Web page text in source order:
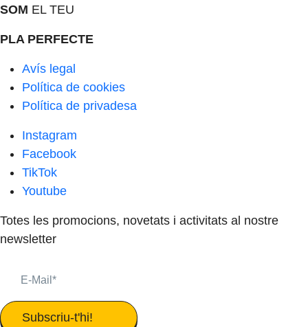
SOM EL TEU
PLA PERFECTE
Avís legal
Política de cookies
Política de privadesa
Instagram
Facebook
TikTok
Youtube
Totes les promocions, novetats i activitats al nostre
newsletter
Subscriu-t'hi!